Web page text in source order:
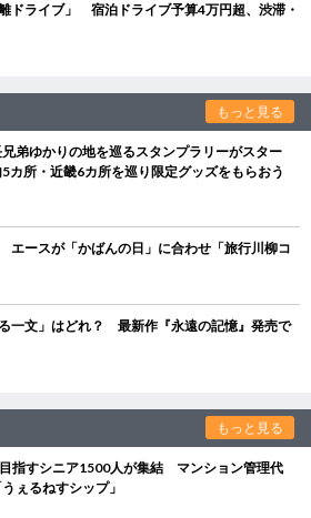
ドライブ」 宿泊ドライブ予算4万円超、渋滞・
もっと見る
弟ゆかりの地を巡るスタンプラリーがスター
カ所・近畿6カ所を巡り限定グッズをもらおう
ースが「かばんの日」に合わせ「旅行川柳コ
一文」はどれ？ 最新作『永遠の記憶』発売で
もっと見る
目指すシニア1500人が集結 マンション管理代
ぇるねすシップ」